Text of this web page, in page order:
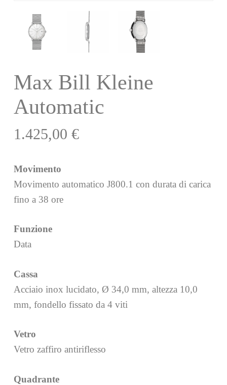
Max Bill Kleine
Automatic
1.425,00 €
Movimento
Movimento automatico J800.1 con durata di carica
fino a 38 ore
Funzione
Data
Cassa
Acciaio inox lucidato, Ø 34,0 mm, altezza 10,0
mm, fondello fissato da 4 viti
Vetro
Vetro zaffiro antiriflesso
Quadrante